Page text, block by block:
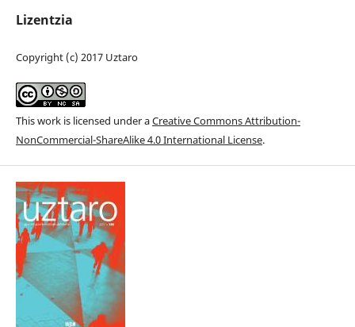
Lizentzia
Copyright (c) 2017 Uztaro
This work is licensed under aCreative Commons Attribution-
NonCommercial-ShareAlike 4.0 International License.